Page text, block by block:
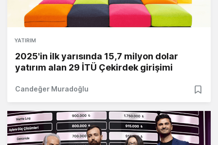
YATIRIM
2025'in ilk yarısında 15,7 milyon dolar
yatırım alan 29 İTÜ Çekirdek girişimi
Candeğer Muradoğlu